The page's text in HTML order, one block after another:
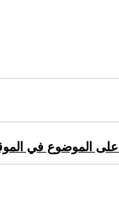
على الموضوع في